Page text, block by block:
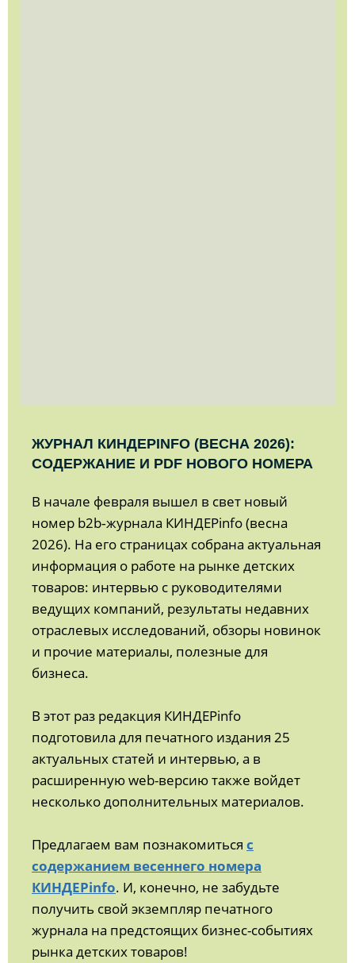
ЖУРНАЛ КИНДЕРINFO (ВЕСНА 2026):
СОДЕРЖАНИЕ И PDF НОВОГО НОМЕРА
В начале февраля вышел в свет новый
номер b2b‑журнала КИНДЕРinfo (весна
2026). На его страницах собрана актуальная
информация о работе на рынке детских
товаров: интервью с руководителями
ведущих компаний, результаты недавних
отраслевых исследований, обзоры новинок
и прочие материалы, полезные для
бизнеса.
В этот раз редакция КИНДЕРinfo
подготовила для печатного издания 25
актуальных статей и интервью, а в
расширенную web-версию также войдет
несколько дополнительных материалов.
Предлагаем вам познакомиться с
содержанием весеннего номера
КИНДЕРinfo. И, конечно, не забудьте
получить свой экземпляр печатного
журнала на предстоящих бизнес-событиях
рынка детских товаров!